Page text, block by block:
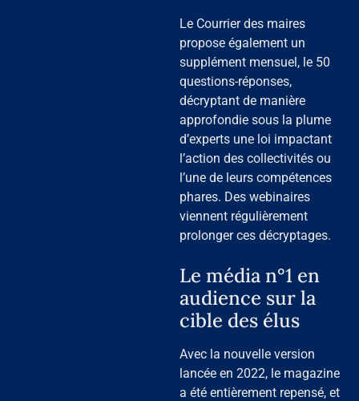
Le Courrier des maires
propose également un
supplément mensuel, le 50
questions-réponses,
décryptant de manière
approfondie sous la plume
d’experts une loi impactant
l’action des collectivités ou
l’une de leurs compétences
phares. Des webinaires
viennent régulièrement
prolonger ces décryptages.
Le média n°1 en
audience sur la
cible des élus
Avec la nouvelle version
lancée en 2022, le magazine
a été entièrement repensé, et